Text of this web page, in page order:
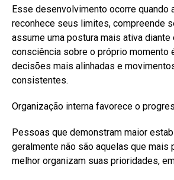
Esse desenvolvimento ocorre quando
reconhece seus limites, compreende
assume uma postura mais ativa diante
consciência sobre o próprio momento
decisões mais alinhadas e
consistentes.
Organização interna favorece o
Pessoas que demonstram maior
geralmente não são aquelas que mais
melhor organizam suas prioridades,